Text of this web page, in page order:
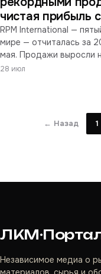
акционеров AkzoNobel и
чистая прибыль
RPM International —
мире — отчиталась за
мая. Продажи выросли
скорректированный
Прогноз на 2027 год —
инфляции из-за
28 июл
← Назад 1
Независимое медиа о